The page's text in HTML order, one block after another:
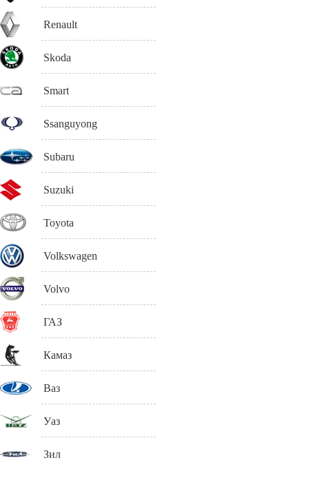
Renault
Skoda
Smart
Ssanguyong
Subaru
Suzuki
Toyota
Volkswagen
Volvo
ГАЗ
Камаз
Ваз
Уаз
Зил